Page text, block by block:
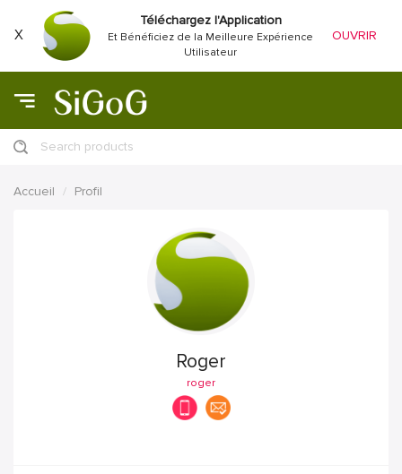
X
Téléchargez l'Application
Et Bénéficiez de la Meilleure Expérience
Utilisateur
OUVRIR
Search products
Accueil Profil
Roger
roger